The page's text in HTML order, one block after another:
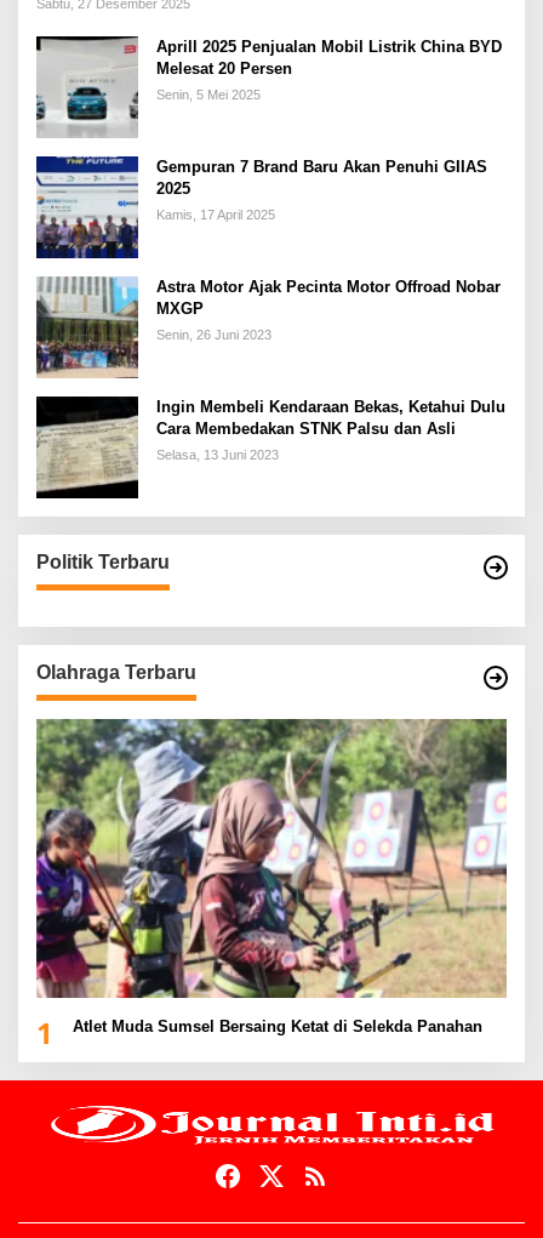
Sabtu, 27 Desember 2025
Aprill 2025 Penjualan Mobil Listrik China BYD
Melesat 20 Persen
Senin, 5 Mei 2025
Gempuran 7 Brand Baru Akan Penuhi GIIAS
2025
Kamis, 17 April 2025
Astra Motor Ajak Pecinta Motor Offroad Nobar
MXGP
Senin, 26 Juni 2023
Ingin Membeli Kendaraan Bekas, Ketahui Dulu
Cara Membedakan STNK Palsu dan Asli
Selasa, 13 Juni 2023
Politik Terbaru
Olahraga Terbaru
1 Atlet Muda Sumsel Bersaing Ketat di Selekda Panahan